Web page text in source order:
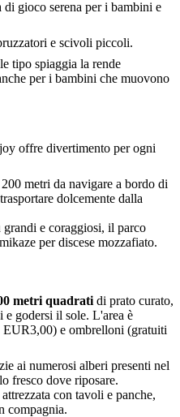
gioco serena per i bambini e
e scivoli piccoli.
tipo spiaggia la rende
per i bambini che muovono
offre divertimento per ogni
metri da navigare a bordo di
dolcemente dalla
grandi e coraggiosi, il parco
per discese mozzafiato.
metri quadrati di prato curato,
e godersi il sole. L'area è
EUR3,00) e ombrelloni (gratuiti
ai numerosi alberi presenti nel
fresco dove riposare.
con tavoli e panche,
compagnia.